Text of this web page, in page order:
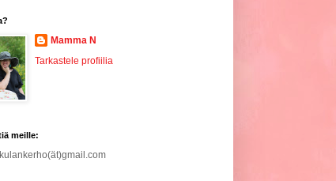
Mamma N
Tarkastele profiilia
meille: